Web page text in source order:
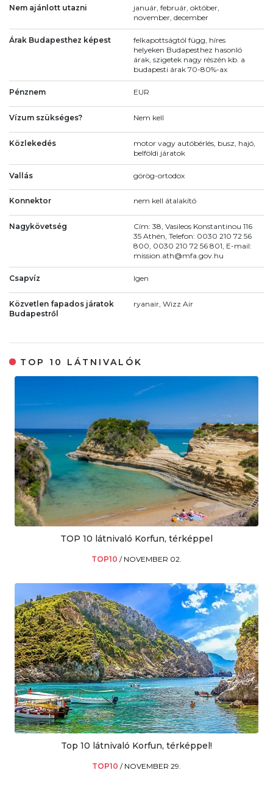
Nem ajánlott utazni
január, február, október,
november, december
Árak Budapesthez képest
felkapottságtól függ, híres
helyeken Budapesthez hasonló
árak, szigetek nagy részén kb. a
budapesti árak 70-80%-ax
Pénznem EUR
Vízum szükséges? Nem kell
Közlekedés
motor vagy autóbérlés, busz, hajó,
belföldi járatok
Vallás görög-ortodox
Konnektor nem kell átalakító
Nagykövetség
Cím: 38, Vasileos Konstantinou 116
35 Athén, Telefon: 0030 210 72 56
800, 0030 210 72 56 801, E-mail:
mission.ath@mfa.gov.hu
Csapvíz Igen
Közvetlen fapados járatok
Budapestről
ryanair, Wizz Air
TOP 10 LÁTNIVALÓK
TOP 10 látnivaló Korfun, térképpel
TOP10 / NOVEMBER 02.
Top 10 látnivaló Korfun, térképpel!
TOP10 / NOVEMBER 29.